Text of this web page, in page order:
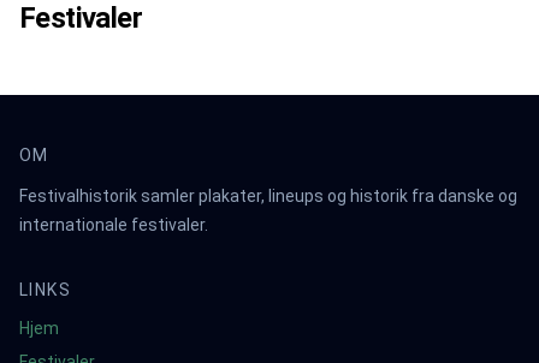
Festivaler
OM
Festivalhistorik samler plakater, lineups og historik fra danske og
internationale festivaler.
LINKS
Hjem